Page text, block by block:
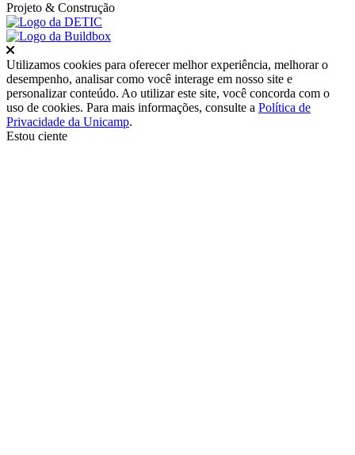
Projeto & Construção
Fechar
Utilizamos cookies para oferecer melhor experiência, melhorar o
desempenho, analisar como você interage em nosso site e
personalizar conteúdo. Ao utilizar este site, você concorda com o
uso de cookies. Para mais informações, consulte a Política de
Privacidade da Unicamp.
Estou ciente